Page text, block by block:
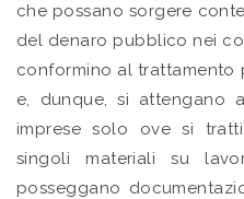
che possano sorgere
del denaro pubblico nei
conformino al trattamento
e, dunque, si attengano
imprese solo ove si
singoli materiali su
posseggano